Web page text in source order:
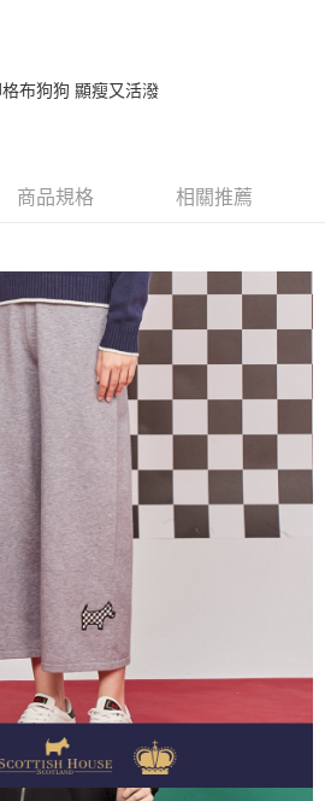
灣大哥大用戶可立即使用無須另外申請。
用金額請依後續交易確認頁面所載為準。
確認交易或遇審核未通過，訂單將自動取
況，表示未達大哥付你分期系統評分，恕無
大哥付你分期」於每月結算日後寄送繳費提
選擇「超商條碼／台灣大直營門市／銀行轉
」等通路繳費。
有限公司」（以下簡稱本公司）所提供，讓
買商品或服務，並由商店將買賣／分期付款
約使用本公司帳單繳交帳款。
分期」之契約關係目的，商店將以您的個人
提供予台灣大哥大進項蒐集、處理及利用，
所需資料之確認、核對及更正。
下連結：
https://oppay.tw/userRule
之後才付款」的支付方式。 讓您購物簡單
需綁卡、不需儲值。
認證，即可結帳。
，再付款。
】
享後付」後，將跳轉至「AFTEE先享後付」
金額後，即可完成結帳。
繳費通知簡訊。
，點擊此簡訊中的連結，可透過四大超商／
行付款，方視為交易完成。
需立刻繳費，但若您需要取消訂單，請聯絡
取消之訂單仍視為有效，需透過AFTEE先享
先享後付 」之結帳頁面顯示為準，若有關於
退款等相關疑問，請聯繫「AFTEE先享後付
support/home
司提供之「AFTEE先享後付」服務完成之交
供個人資料，並將交易相關給付款項請求債
。
瀏覽以下網址：
以上)免運費
以上)免運費
含以上)免運費
含以上)免運費
含以上)免運費
布狗狗 顯瘦又活潑
商品規格 相關推薦